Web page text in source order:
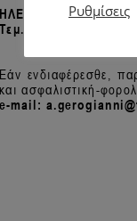
Ρυθμίσεις